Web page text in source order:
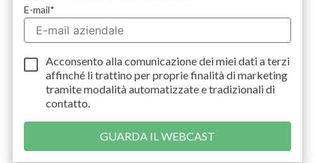
E-mail*
Acconsento alla comunicazione dei miei dati aterzi
affinché li trattino per proprie finalità di marketing
tramite modalità automatizzate e tradizionali di
contatto.